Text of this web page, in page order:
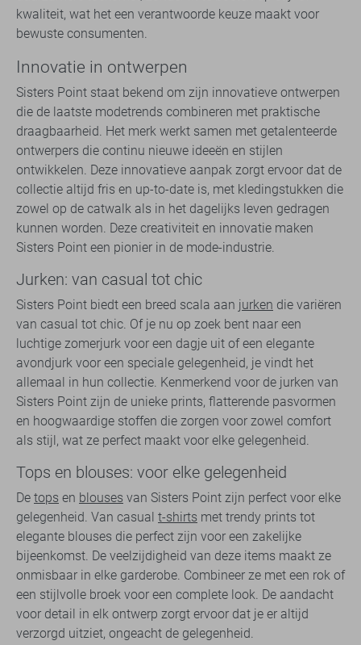
kwaliteit, wat het een verantwoorde keuze maakt voor
bewuste consumenten.
Innovatie in ontwerpen
Sisters Point staat bekend om zijn innovatieve ontwerpen
die de laatste modetrends combineren met praktische
draagbaarheid. Het merk werkt samen met getalenteerde
ontwerpers die continu nieuwe ideeën en stijlen
ontwikkelen. Deze innovatieve aanpak zorgt ervoor dat de
collectie altijd fris en up-to-date is, met kledingstukken die
zowel op de catwalk als in het dagelijks leven gedragen
kunnen worden. Deze creativiteit en innovatie maken
Sisters Point een pionier in de mode-industrie.
Jurken: van casual tot chic
Sisters Point biedt een breed scala aan jurken die variëren
van casual tot chic. Of je nu op zoek bent naar een
luchtige zomerjurk voor een dagje uit of een elegante
avondjurk voor een speciale gelegenheid, je vindt het
allemaal in hun collectie. Kenmerkend voor de jurken van
Sisters Point zijn de unieke prints, flatterende pasvormen
en hoogwaardige stoffen die zorgen voor zowel comfort
als stijl, wat ze perfect maakt voor elke gelegenheid.
Tops en blouses: voor elke gelegenheid
De tops en blouses van Sisters Point zijn perfect voor elke
gelegenheid. Van casual t-shirts met trendy prints tot
elegante blouses die perfect zijn voor een zakelijke
bijeenkomst. De veelzijdigheid van deze items maakt ze
onmisbaar in elke garderobe. Combineer ze met een rok of
een stijlvolle broek voor een complete look. De aandacht
voor detail in elk ontwerp zorgt ervoor dat je er altijd
verzorgd uitziet, ongeacht de gelegenheid.